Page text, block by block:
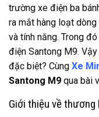
trường xe điện ba
ra mắt hàng loạt
và tính năng. Trong
điện Santong M9.
đặc biệt? Cùng Xe
Santong M9 qua bài
Giới thiệu về thương